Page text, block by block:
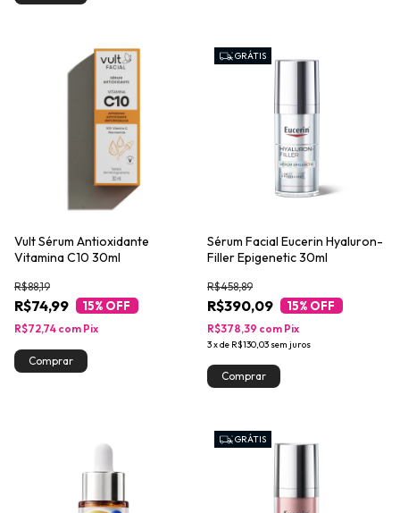
Vult Sérum Antioxidante
Vitamina C10 30ml
R$74,99
R$88,19
15% OFF
R$72,74 com Pix
GRÁTIS
Sérum Facial Eucerin Hyaluron-
Filler Epigenetic 30ml
R$390,09
R$458,89
15% OFF
3xde R$130,03 sem juros
R$378,39 com Pix
GRÁTIS